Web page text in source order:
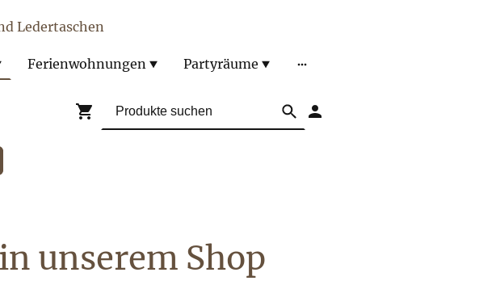
Ledertaschen
Ferienwohnungen Partyräume
unserem Shop